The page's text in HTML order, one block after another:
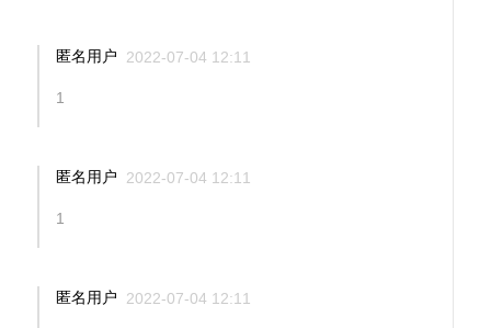
匿名用户 2022-07-04 12:11
1
匿名用户 2022-07-04 12:11
1
匿名用户 2022-07-04 12:11